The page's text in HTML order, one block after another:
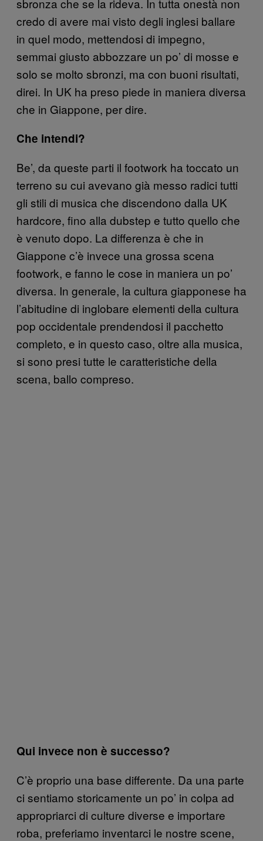
credo di avere mai visto degli inglesi ballare
in quel modo, mettendosi di impegno,
semmai giusto abbozzare un po’ di mosse e
solo se molto sbronzi, ma con buoni risultati,
direi. In UK ha preso piede in maniera diversa
che in Giappone, per dire.
Che intendi?
Be’, da queste parti il footwork ha toccato un
terreno su cui avevano già messo radici tutti
gli stili di musica che discendono dalla UK
hardcore, fino alla dubstep e tutto quello che
è venuto dopo. La differenza è che in
Giappone c’è invece una grossa scena
footwork, e fanno le cose in maniera un po’
diversa. In generale, la cultura giapponese ha
l’abitudine di inglobare elementi della cultura
pop occidentale prendendosi il pacchetto
completo, e in questo caso, oltre alla musica,
si sono presi tutte le caratteristiche della
scena, ballo compreso.
Qui invece non è successo?
C’è proprio una base differente. Da una parte
ci sentiamo storicamente un po’ in colpa ad
appropriarci di culture diverse e importare
roba, preferiamo inventarci le nostre scene,